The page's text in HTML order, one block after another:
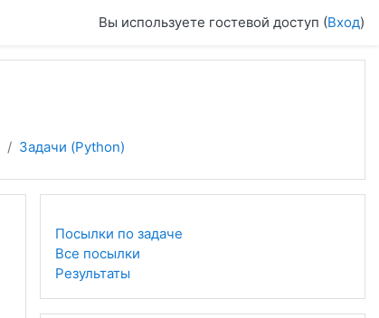
Вы используете гостевой доступ (Вход)
Задачи (Python)
Посылки по задаче
Все посылки
Результаты